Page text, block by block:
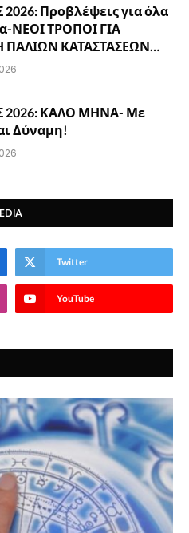
2026: Προβλέψεις για όλα
ΝΕΟΙ ΤΡΟΠΟΙ ΓΙΑ
ΠΑΛΙΩΝ ΚΑΤΑΣΤΑΣΕΩΝ…
2026: ΚΑΛΟ ΜΗΝΑ- Με
Δύναμη!
Twitter
YouTube